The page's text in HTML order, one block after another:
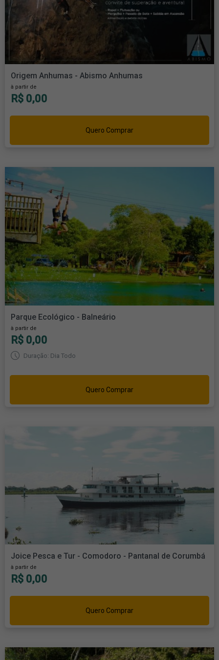
Origem Anhumas - Abismo Anhumas
à partir de
R$ 0,00
Quero Comprar
Parque Ecológico - Balneário
à partir de
R$ 0,00
Duração: Dia Todo
Quero Comprar
Joice Pesca e Tur - Comodoro - Pantanal de Corumbá
à partir de
R$ 0,00
Quero Comprar